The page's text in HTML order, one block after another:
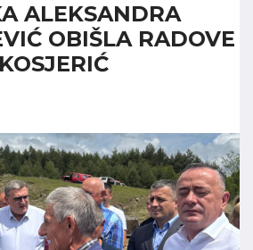
ALEKSANDRA
OBIŠLA RADOVE